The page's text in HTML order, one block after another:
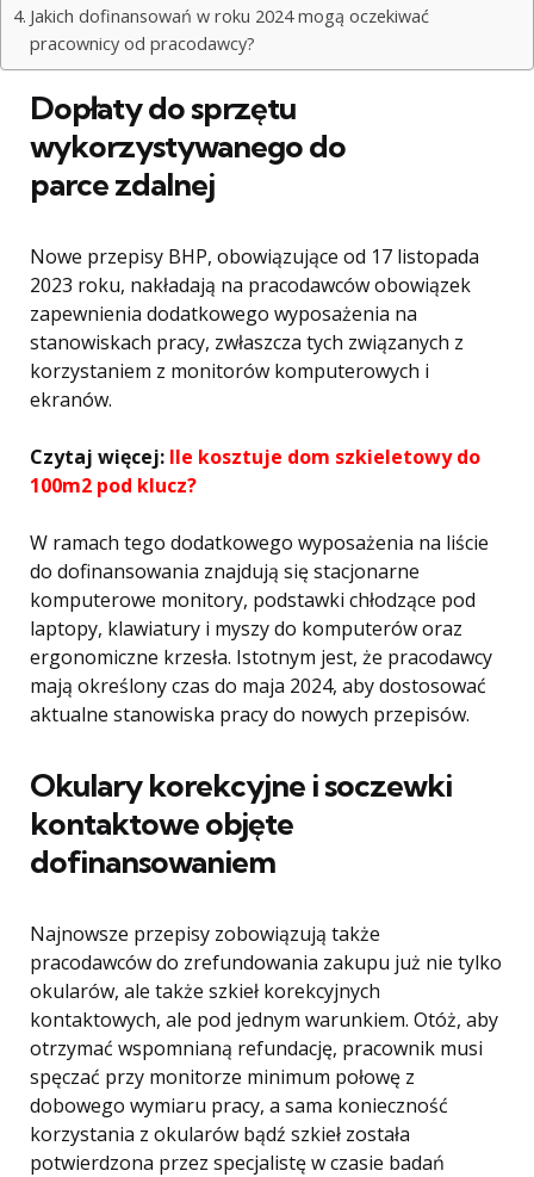
Jakich dofinansowań w roku 2024 mogą oczekiwać
pracownicy od pracodawcy?
Dopłaty do sprzętu
wykorzystywanego do
parce zdalnej
Nowe przepisy BHP, obowiązujące od 17 listopada
2023 roku, nakładają na pracodawców obowiązek
zapewnienia dodatkowego wyposażenia na
stanowiskach pracy, zwłaszcza tych związanych z
korzystaniem z monitorów komputerowych i
ekranów.
Czytaj więcej: Ile kosztuje dom szkieletowy do
100m2 pod klucz?
W ramach tego dodatkowego wyposażenia na liście
do dofinansowania znajdują się stacjonarne
komputerowe monitory, podstawki chłodzące pod
laptopy, klawiatury i myszy do komputerów oraz
ergonomiczne krzesła. Istotnym jest, że pracodawcy
mają określony czas do maja 2024, aby dostosować
aktualne stanowiska pracy do nowych przepisów.
Okulary korekcyjne i soczewki
kontaktowe objęte
dofinansowaniem
Najnowsze przepisy zobowiązują także
pracodawców do zrefundowania zakupu już nie tylko
okularów, ale także szkieł korekcyjnych
kontaktowych, ale pod jednym warunkiem. Otóż, aby
otrzymać wspomnianą refundację, pracownik musi
spęczać przy monitorze minimum połowę z
dobowego wymiaru pracy, a sama konieczność
korzystania z okularów bądź szkieł została
potwierdzona przez specjalistę w czasie badań